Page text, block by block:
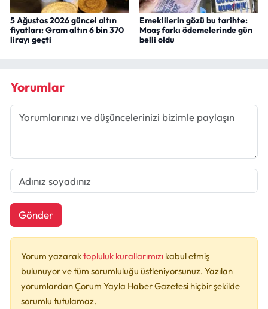
5 Ağustos 2026 güncel altın
fiyatları: Gram altın 6 bin 370
lirayı geçti
Emeklilerin gözü bu tarihte:
Maaş farkı ödemelerinde gün
belli oldu
Yorumlar
Gönder
Yorum yazaraktopluluk kurallarımızı kabul etmiş
bulunuyor ve tüm sorumluluğu üstleniyorsunuz. Yazılan
yorumlardan Çorum Yayla Haber Gazetesi hiçbir şekilde
sorumlu tutulamaz.